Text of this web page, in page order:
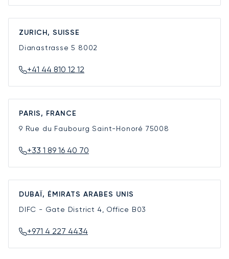
ZURICH, SUISSE
Dianastrasse 5 8002
+41 44 810 12 12
PARIS, FRANCE
9 Rue du Faubourg Saint-Honoré 75008
+33 1 89 16 40 70
DUBAÏ, ÉMIRATS ARABES UNIS
DIFC - Gate District 4, Office B03
+971 4 227 4434